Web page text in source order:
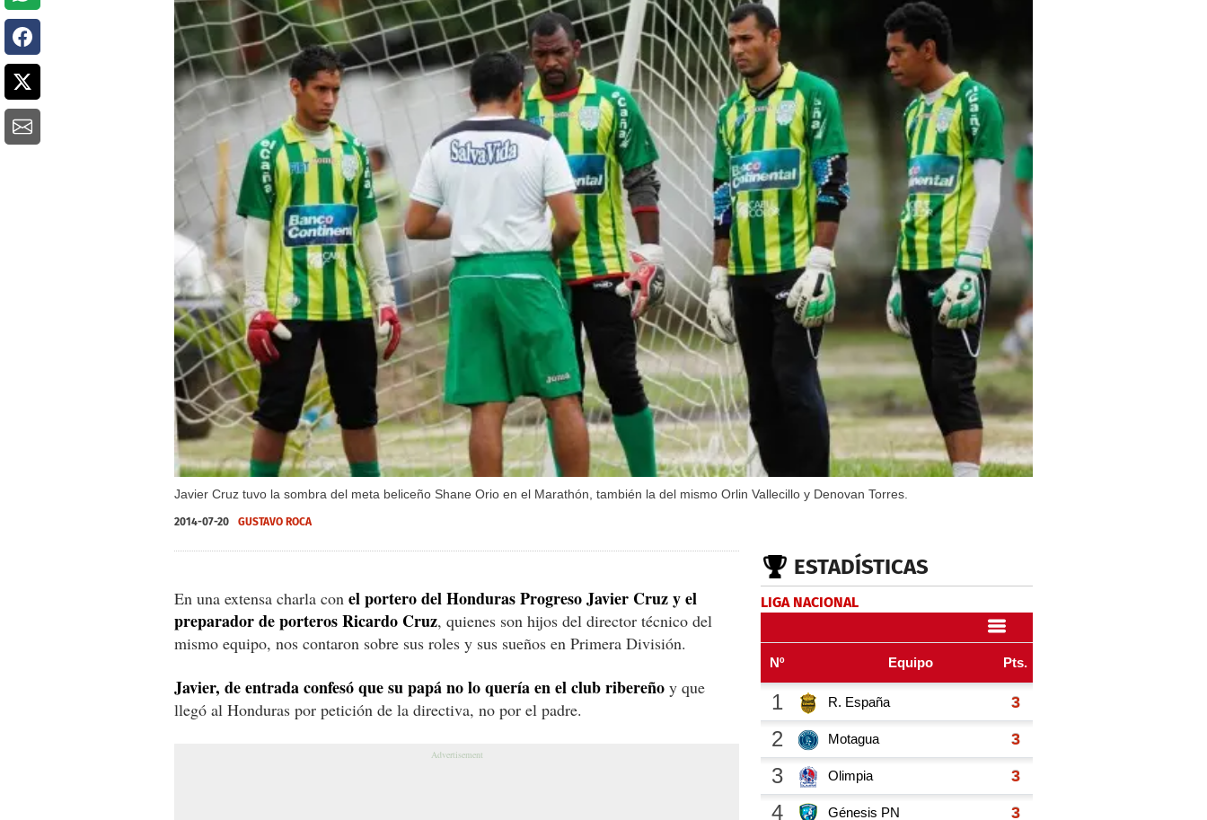
Javier Cruz tuvo la sombra del meta beliceño Shane Orio en el Marathón, también la del mismo Orlin Vallecillo y Denovan Torres.
2014-07-20 GUSTAVO ROCA
En una extensa charla con el portero del Honduras Progreso Javier Cruz y el
preparador de porteros Ricardo Cruz, quienes son hijos del director técnico del
mismo equipo, nos contaron sobre sus roles y sus sueños en Primera División.
Javier, de entrada confesó que su papá no lo quería en el club ribereño y que
llegó al Honduras por petición de la directiva, no por el padre.
ESTADÍSTICAS
LIGA NACIONAL